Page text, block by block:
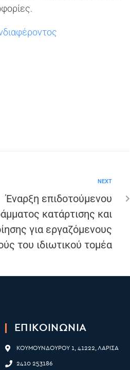
NEXT
Έναρξη επιδοτούμενου
κατάρτισης και
για εργαζόμενους
του ιδιωτικού τομέα
ΕΠΙΚΟΙΝΩΝΙΑ
ΚΟΥΜΟΥΝΔΟΥΡΟΥ 1, 41222, ΛΑΡΙΣΑ
2410 253186